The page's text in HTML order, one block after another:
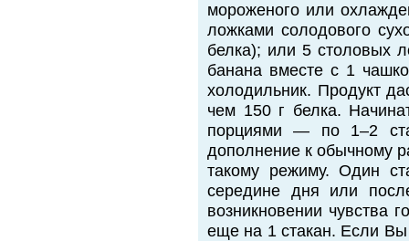
мороженого или
ложками солодового
белка); или 5 столовых
банана вместе с 1
холодильник. Продукт
чем 150 г белка.
порциями — по 1–2
дополнение к обычному
такому режиму. Один
середине дня или
возникновении чувства
еще на 1 стакан. Если Вы